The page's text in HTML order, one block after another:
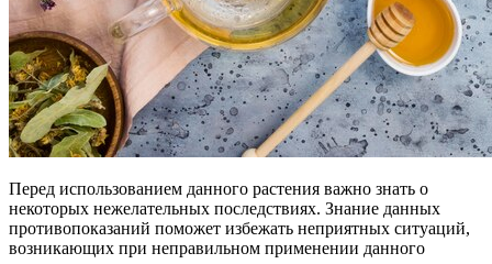
Перед использованием данного растения важно знать о
некоторых нежелательных последствиях. Знание данных
противопоказаний поможет избежать неприятных ситуаций,
возникающих при неправильном применении данного